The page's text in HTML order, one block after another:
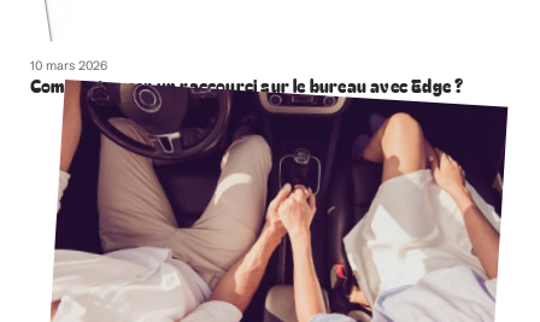
10 mars 2026
Comment creer un raccourci sur le bureau avec Edge ?